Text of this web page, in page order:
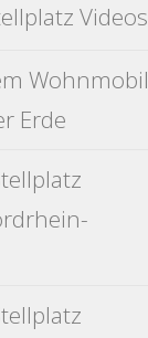
Videos
Wohnmobil
Erde